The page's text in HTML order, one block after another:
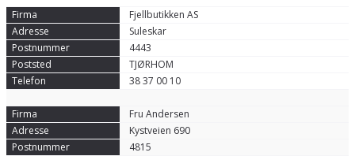
Fjellbutikken AS
Suleskar
4443
TJØRHOM
38 37 00 10
Fru Andersen
Kystveien 690
4815